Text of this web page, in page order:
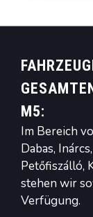
M5:
Im Bereich
Dabas,
Petőfiszálló,
stehen wir
Verfügung.